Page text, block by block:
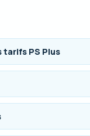
tarifs PS Plus